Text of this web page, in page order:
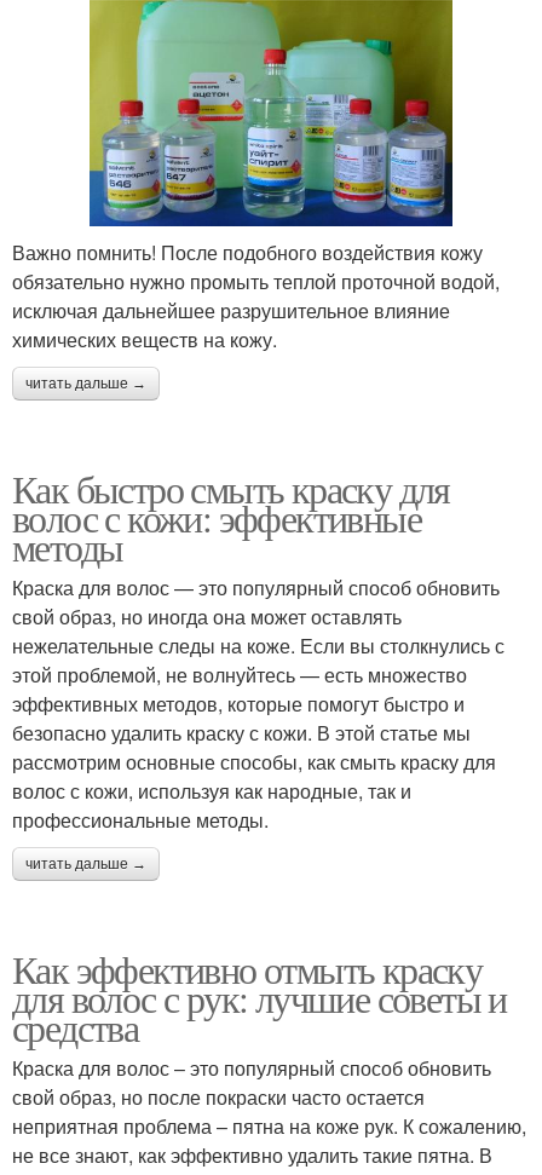
Важно помнить! После подобного воздействия кожу
обязательно нужно промыть теплой проточной водой,
исключая дальнейшее разрушительное влияние
химических веществ на кожу.
читать дальше →
Как быстро смыть краску для
волос с кожи: эффективные
методы
Краска для волос — это популярный способ обновить
свой образ, но иногда она может оставлять
нежелательные следы на коже. Если вы столкнулись с
этой проблемой, не волнуйтесь — есть множество
эффективных методов, которые помогут быстро и
безопасно удалить краску с кожи. В этой статье мы
рассмотрим основные способы, как смыть краску для
волос с кожи, используя как народные, так и
профессиональные методы.
читать дальше →
Как эффективно отмыть краску
для волос с рук: лучшие советы и
средства
Краска для волос – это популярный способ обновить
свой образ, но после покраски часто остается
неприятная проблема – пятна на коже рук. К сожалению,
не все знают, как эффективно удалить такие пятна. В